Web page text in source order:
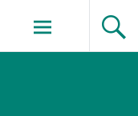
Zum
Inhalt
springen